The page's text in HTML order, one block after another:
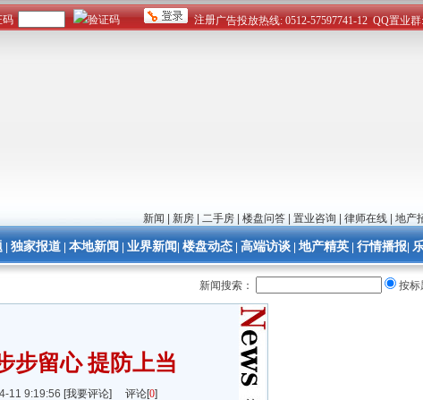
| 独家报道| 本地新闻 业界新闻 楼盘动态| 高端访谈| 地产精英| 行情播报|
新闻 新房 二手房 楼盘问答 置业咨询 律师在线 地产
新闻搜索： 按标
步留心 提防上当
11 9:19:56 [我要评论] 评论[0]